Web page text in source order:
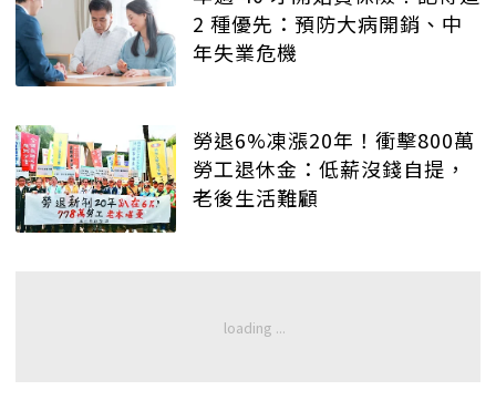
2 種優先：預防大病開銷、中
年失業危機
勞退6%凍漲20年！衝擊800萬
勞工退休金：低薪沒錢自提，
老後生活難顧